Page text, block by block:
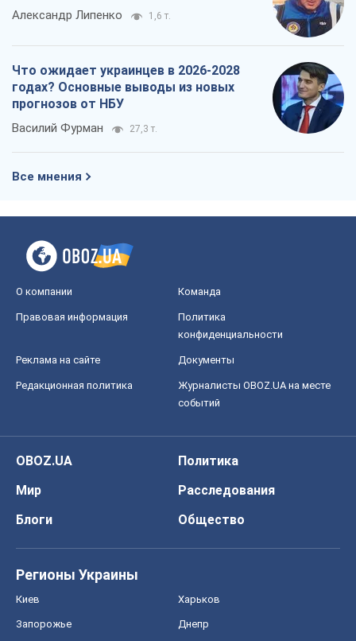
Александр Липенко 1,6 т.
Что ожидает украинцев в 2026-2028
годах? Основные выводы из новых
прогнозов от НБУ
Василий Фурман 27,3 т.
Все мнения
О компании Команда
Правовая информация
Политика
конфиденциальности
Реклама на сайте Документы
Редакционная политика
Журналисты OBOZ.UA на месте
событий
OBOZ.UA
Политика
Мир
Расследования
Блоги
Общество
Регионы Украины
Киев Харьков
Запорожье Днепр